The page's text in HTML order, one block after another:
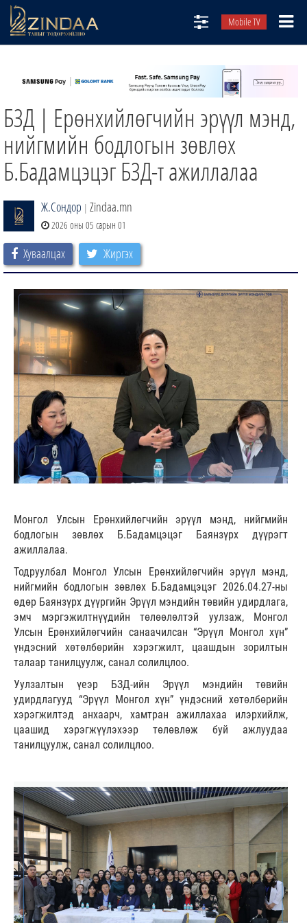
Mobile TV
ТВ8
ӨГЛӨӨНИЙ СОНИН
АУДИО ЗОХИОЛ
ЗИНДАА СЭТГҮҮЛ
БЗД | Ерөнхийлөгчийн эрүүл мэнд,
нийгмийн бодлогын зөвлөх
Б.Бадамцэцэг БЗД-т ажиллалаа
Ж.Сондор | Zindaa.mn
2026 оны 05 сарын 01
Хуваалцах Жиргэх
Монгол Улсын Ерөнхийлөгчийн эрүүл мэнд, нийгмийн
бодлогын зөвлөх Б.Бадамцэцэг Баянзүрх дүүрэгт
ажиллалаа.
Тодруулбал Монгол Улсын Ерөнхийлөгчийн эрүүл мэнд,
нийгмийн бодлогын зөвлөх Б.Бадамцэцэг 2026.04.27-ны
өдөр Баянзүрх дүүргийн Эрүүл мэндийн төвийн удирдлага,
эмч мэргэжилтнүүдийн төлөөлөлтэй уулзаж, Монгол
Улсын Ерөнхийлөгчийн санаачилсан “Эрүүл Монгол хүн”
үндэсний хөтөлбөрийн хэрэгжилт, цаашдын зорилтын
талаар танилцуулж, санал солилцлоо.
Уулзалтын үеэр БЗД-ийн Эрүүл мэндийн төвийн
удирдлагууд “Эрүүл Монгол хүн” үндэсний хөтөлбөрийн
хэрэгжилтэд анхаарч, хамтран ажиллахаа илэрхийлж,
цаашид хэрэгжүүлэхээр төлөвлөж буй ажлуудаа
танилцуулж, санал солилцлоо.